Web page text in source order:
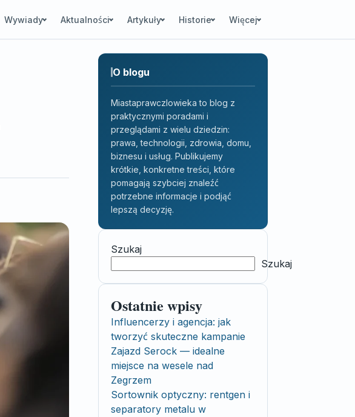
Wywiady Aktualności Artykuły Historie Więcej
O blogu
Miastaprawczlowieka to blog z
praktycznymi poradami i
przeglądami z wielu dziedzin:
prawa, technologii, zdrowia, domu,
biznesu i usług. Publikujemy
krótkie, konkretne treści, które
pomagają szybciej znaleźć
potrzebne informacje i podjąć
lepszą decyzję.
Szukaj
Szukaj
Ostatnie wpisy
Influencerzy i agencja: jak
tworzyć skuteczne kampanie
Zajazd Serock — idealne
miejsce na wesele nad
Zegrzem
Sortownik optyczny: rentgen i
separatory metalu w